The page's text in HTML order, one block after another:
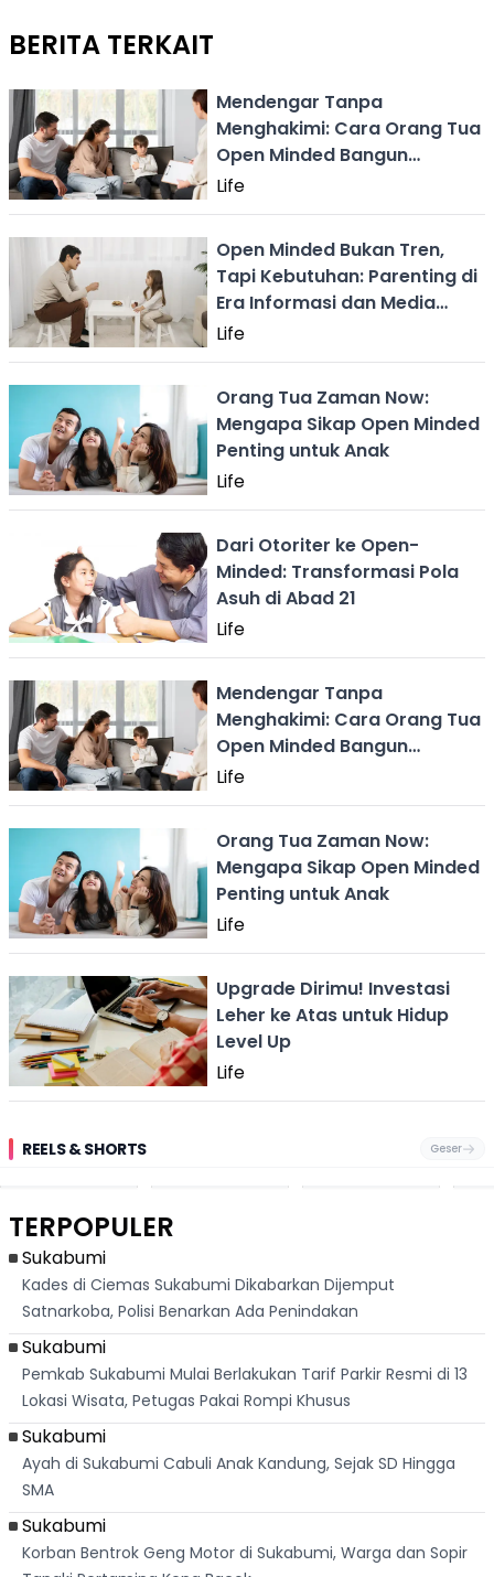
BERITA TERKAIT
Mendengar Tanpa
Menghakimi: Cara Orang Tua
Open Minded Bangun
Kepercayaan Anak
Life
Open Minded Bukan Tren,
Tapi Kebutuhan: Parenting di
Era Informasi dan Media
Sosial
Life
Orang Tua Zaman Now:
Mengapa Sikap Open Minded
Penting untuk Anak
Life
Dari Otoriter ke Open-
Minded: Transformasi Pola
Asuh di Abad 21
Life
Mendengar Tanpa
Menghakimi: Cara Orang Tua
Open Minded Bangun
Kepercayaan Anak
Life
Orang Tua Zaman Now:
Mengapa Sikap Open Minded
Penting untuk Anak
Life
Upgrade Dirimu! Investasi
Leher ke Atas untuk Hidup
Level Up
Life
REELS & SHORTS Geser
Pantai
Cikembang,
Dari
Palabuhanratu
TERPOPULER
Sukabumi
Kades di Ciemas Sukabumi Dikabarkan Dijemput
Satnarkoba, Polisi Benarkan Ada Penindakan
Sukabumi
Pemkab Sukabumi Mulai Berlakukan Tarif Parkir Resmi di 13
Lokasi Wisata, Petugas Pakai Rompi Khusus
Sukabumi
Ayah di Sukabumi Cabuli Anak Kandung, Sejak SD Hingga
SMA
Sukabumi
Korban Bentrok Geng Motor di Sukabumi, Warga dan Sopir